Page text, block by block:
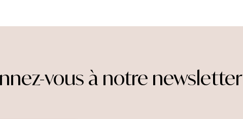
vous à notre newsletter